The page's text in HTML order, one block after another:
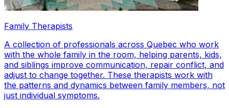
Family Therapists
A collection of professionals across Quebec who work
with the whole family in the room, helping parents, kids,
and siblings improve communication, repair conflict, and
adjust to change together. These therapists work with
the patterns and dynamics between family members, not
just individual symptoms.